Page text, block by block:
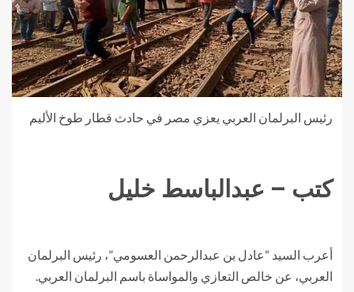
رئيس البرلمان العربي يعزي مصر في حادث قطار طوخ الأليم
كتب – عبدالباسط خليل
أعرب السيد “عادل بن عبدالرحمن العسومي”، رئيس البرلمان
العربي، عن خالص التعازي والمواساة باسم البرلمان العربي.